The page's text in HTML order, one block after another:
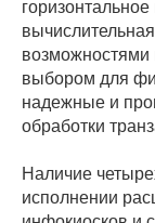
выбором для
надежные и
обработки
Наличие
исполнении